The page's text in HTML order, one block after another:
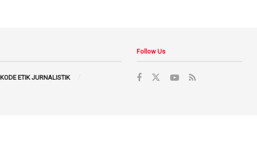
KODE ETIK JURNALISTIK
Follow Us